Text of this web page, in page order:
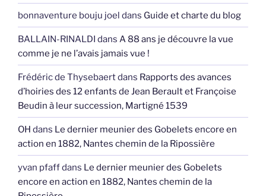
bonnaventure bouju joel dans Guide et charte du blog
BALLAIN-RINALDI dans A 88 ans je découvre la vue
comme je ne l’avais jamais vue !
Frédéric de Thysebaertdans Rapports des avances
d’hoiries des 12 enfants de Jean Berault et Françoise
Beudin à leur succession, Martigné 1539
OH dans Le dernier meunier des Gobelets encore en
action en 1882, Nantes chemin de la Ripossière
yvan pfaffdans Le dernier meunier des Gobelets
encore en action en 1882, Nantes chemin de la